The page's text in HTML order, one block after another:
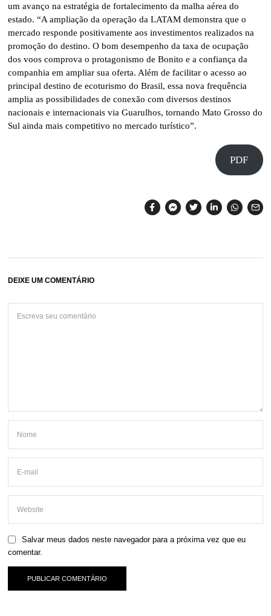
um avanço na estratégia de fortalecimento da malha aérea do
estado. “A ampliação da operação da LATAM demonstra que o
mercado responde positivamente aos investimentos realizados na
promoção do destino. O bom desempenho da taxa de ocupação
dos voos comprova o protagonismo de Bonito e a confiança da
companhia em ampliar sua oferta. Além de facilitar o acesso ao
principal destino de ecoturismo do Brasil, essa nova frequência
amplia as possibilidades de conexão com diversos destinos
nacionais e internacionais via Guarulhos, tornando Mato Grosso do
Sul ainda mais competitivo no mercado turístico”.
PDF
DEIXE UM COMENTÁRIO
Salvar meus dados neste navegador para a próxima vez que eu
comentar.